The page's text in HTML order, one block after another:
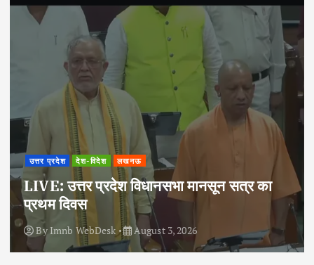
उत्तर प्रदेश देश-विदेश लखनऊ
LIVE: उत्तर प्रदेश विधानसभा मानसून सत्र का
प्रथम दिवस
By Imnb WebDesk August 3, 2026